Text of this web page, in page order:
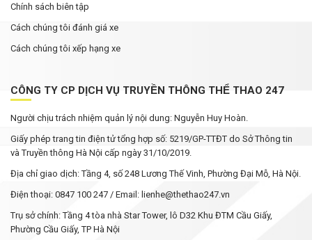
Chính sách biên tập
Cách chúng tôi đánh giá xe
Cách chúng tôi xếp hạng xe
CÔNG TY CP DỊCH VỤ TRUYỀN THÔNG THỂ THAO 247
Người chịu trách nhiệm quản lý nội dung: Nguyễn Huy Hoàn.
Giấy phép trang tin điện tử tổng hợp số: 5219/GP-TTĐT do Sở Thông tin
và Truyền thông Hà Nội cấp ngày 31/10/2019.
Địa chỉ giao dịch: Tầng 4, số 248 Lương Thế Vinh, Phường Đại Mỗ, Hà Nội.
Điện thoại: 0847 100 247 / Email: lienhe@thethao247.vn
Trụ sở chính: Tầng 4 tòa nhà Star Tower, lô D32 Khu ĐTM Cầu Giấy,
Phường Cầu Giấy, TP Hà Nội